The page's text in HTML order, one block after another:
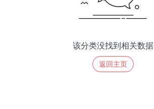
该分类没找到相关数据
返回主页